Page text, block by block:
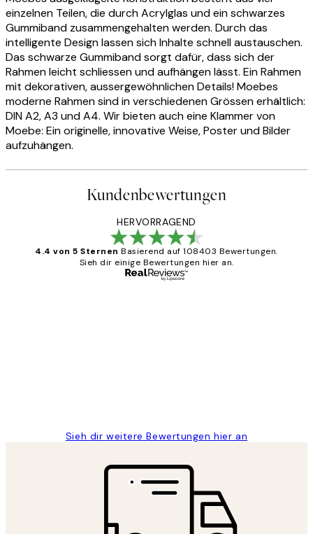
einzelnen Teilen, die durch Acrylglas und ein schwarzes
Gummiband zusammengehalten werden. Durch das
intelligente Design lassen sich Inhalte schnell austauschen.
Das schwarze Gummiband sorgt dafür, dass sich der
Rahmen leicht schliessen und aufhängen lässt. Ein Rahmen
mit dekorativen, aussergewöhnlichen Details! Moebes
moderne Rahmen sind in verschiedenen Grössen erhältlich:
DIN A2, A3 und A4. Wir bieten auch eine Klammer von
Moebe: Ein originelle, innovative Weise, Poster und Bilder
aufzuhängen.
Kundenbewertungen
HERVORRAGEND
4.4 von 5 Sternen Basierend auf 108403 Bewertungen.
Sieh dir einige Bewertungen hier an.
Sieh dir weitere Bewertungen hier an